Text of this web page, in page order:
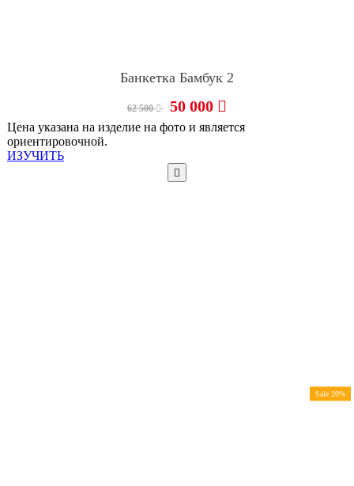
Банкетка Бамбук 2
62 500 50 000
Цена указана на изделие на фото и является
ориентировочной.
ИЗУЧИТЬ
Sale 20%